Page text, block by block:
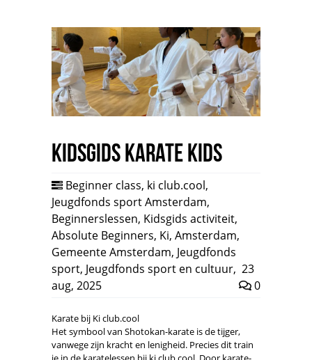
Kidsgids Karate Kids
Beginner class, ki club.cool,
Jeugdfonds sport Amsterdam,
Beginnerslessen, Kidsgids activiteit,
Absolute Beginners, Ki, Amsterdam,
Gemeente Amsterdam, Jeugdfonds
sport, Jeugdfonds sport en cultuur, 23
aug, 2025
0
Karate bij Ki club.cool
Het symbool van Shotokan-karate is de tijger,
vanwege zijn kracht en lenigheid. Precies dit train